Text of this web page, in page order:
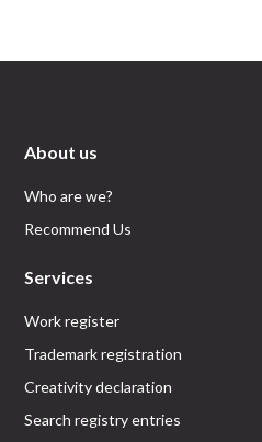
About us
Who are we?
Recommend Us
Services
Work register
Trademark registration
Creativity declaration
Search registry entries